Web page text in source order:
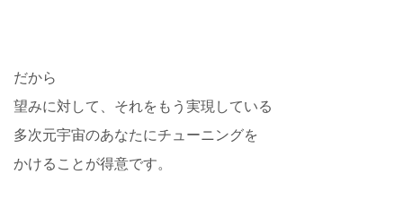
だから
望みに対して、それをもう実現している
多次元宇宙のあなたにチューニングを
かけることが得意です。